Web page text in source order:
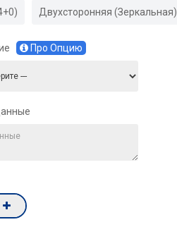
Двухсторонняя (Зеркальная)
Про Опцию